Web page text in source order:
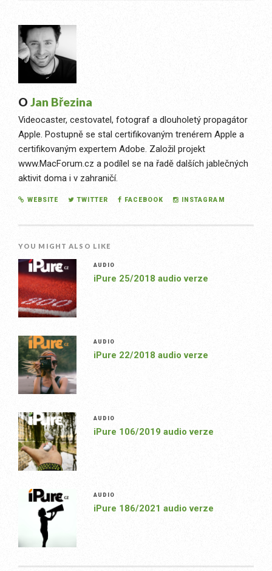
O Jan Březina
Videocaster, cestovatel, fotograf a dlouholetý propagátor
Apple. Postupně se stal certifikovaným trenérem Apple a
certifikovaným expertem Adobe. Založil projekt
www.MacForum.cz a podílel se na řadě dalších jablečných
aktivit doma i v zahraničí.
WEBSITE TWITTER FACEBOOK INSTAGRAM
YOU MIGHT ALSO LIKE
AUDIO
iPure 25/2018 audio verze
AUDIO
iPure 22/2018 audio verze
AUDIO
iPure 106/2019 audio verze
AUDIO
iPure 186/2021 audio verze